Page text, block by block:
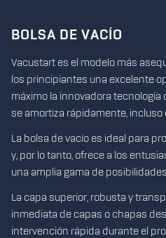
BOLSA DE VACÍO
Vacustart es el modelo más
los principiantes una excelente
máximo la innovadora tecnología
se amortiza rápidamente, incluso
La bolsa de vacío es ideal para
y, por lo tanto, ofrece a los
una amplia gama de
La capa superior, robusta y
inmediata de capas o chapas
intervención rápida durante el